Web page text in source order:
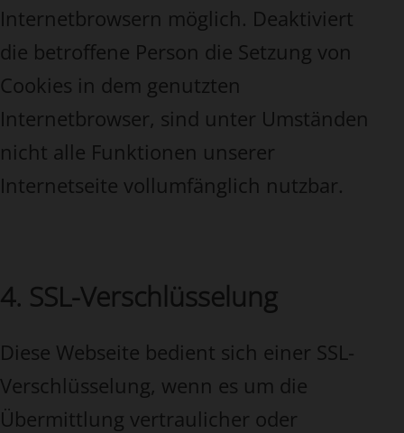
Internetbrowsern möglich. Deaktiviert
die betroffene Person die Setzung von
Cookies in dem genutzten
Internetbrowser, sind unter Umständen
nicht alle Funktionen unserer
Internetseite vollumfänglich nutzbar.
4. SSL-Verschlüsselung
Diese Webseite bedient sich einer SSL-
Verschlüsselung, wenn es um die
Übermittlung vertraulicher oder